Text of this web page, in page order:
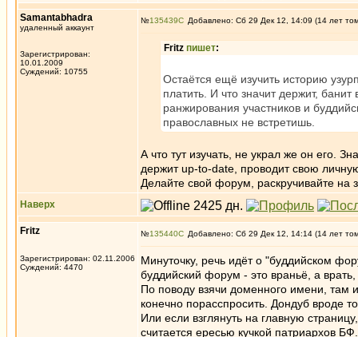
Samantabhadra
удаленный аккаунт
Зарегистрирован:
10.01.2009
Суждений: 10755
№135439 Добавлено: Сб 29 Дек 12, 14:09 (14 лет
Fritz пишет:
Остаётся ещё изучить историю
платить. И что значит держит,
ранжирования участников и
православных не встретишь.
А что тут изучать, не украл же он его.
держит up-to-date, проводит свою
Делайте свой форум, раскручивайте на
Наверх
Fritz
Зарегистрирован: 02.11.2006
Суждений: 4470
№135440 Добавлено: Сб 29 Дек 12, 14:14 (14 лет
Минуточку, речь идёт о "буддийском
буддийский форум - это враньё, а
По поводу взячи доменного имени, там
конечно порасспросить. Дондуб вроде
Или если взглянуть на главную
считается ересью кучкой патриархов БФ.